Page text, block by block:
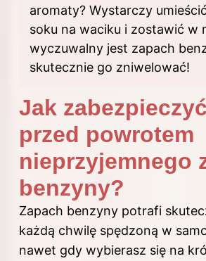
aromaty? Wystarczy
soku na waciku i zostawić w
wyczuwalny jest zapach
skutecznie go zniwelować!
Jak
przed powrotem
nieprzyjemnego
benzyny?
Zapach benzyny potrafi
każdą chwilę spędzoną w
nawet gdy wybierasz się na